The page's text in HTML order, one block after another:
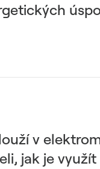
v
jak je využít